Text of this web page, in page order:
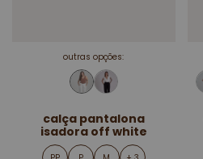
outras opções:
calça pantalona
isadora off white